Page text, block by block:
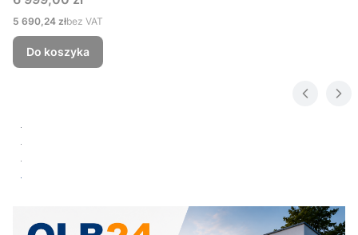
Cena
5 690,24 złbez VAT
Do koszyka